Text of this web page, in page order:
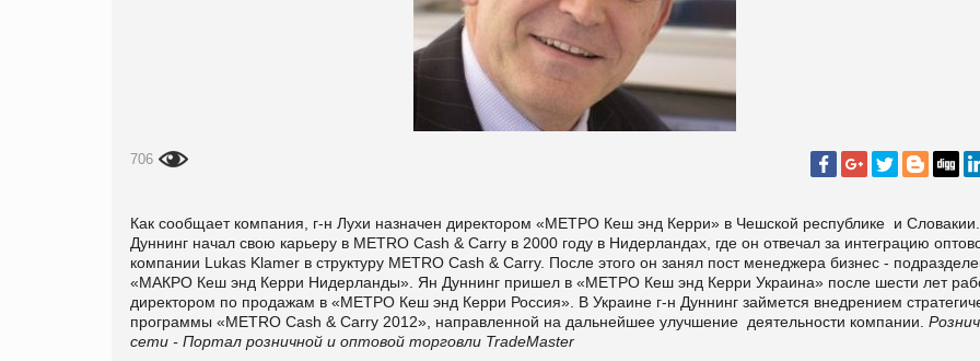
706
Как сообщает компания, г-н Лухи назначен директором «МЕТРО Кеш энд Керри» в Чешской республике и
Дуннинг начал свою карьеру в METRO Cash & Carry в 2000 году в Нидерландах, где он отвечал за интеграцию
компании Lukas Klamer в структуру METRO Cash & Carry. После этого он занял пост менеджера бизнес -
«МАКРО Кеш энд Керри Нидерланды». Ян Дуннинг пришел в «МЕТРО Кеш энд Керри Украина» после шести лет
директором по продажам в «МЕТРО Кеш энд Керри Россия». В Украине г-н Дуннинг займется внедрением
программы «METRO Cash & Carry 2012», направленной на дальнейшее улучшение деятельности компании.
сети - Портал розничной и оптовой торговли TradeMaster